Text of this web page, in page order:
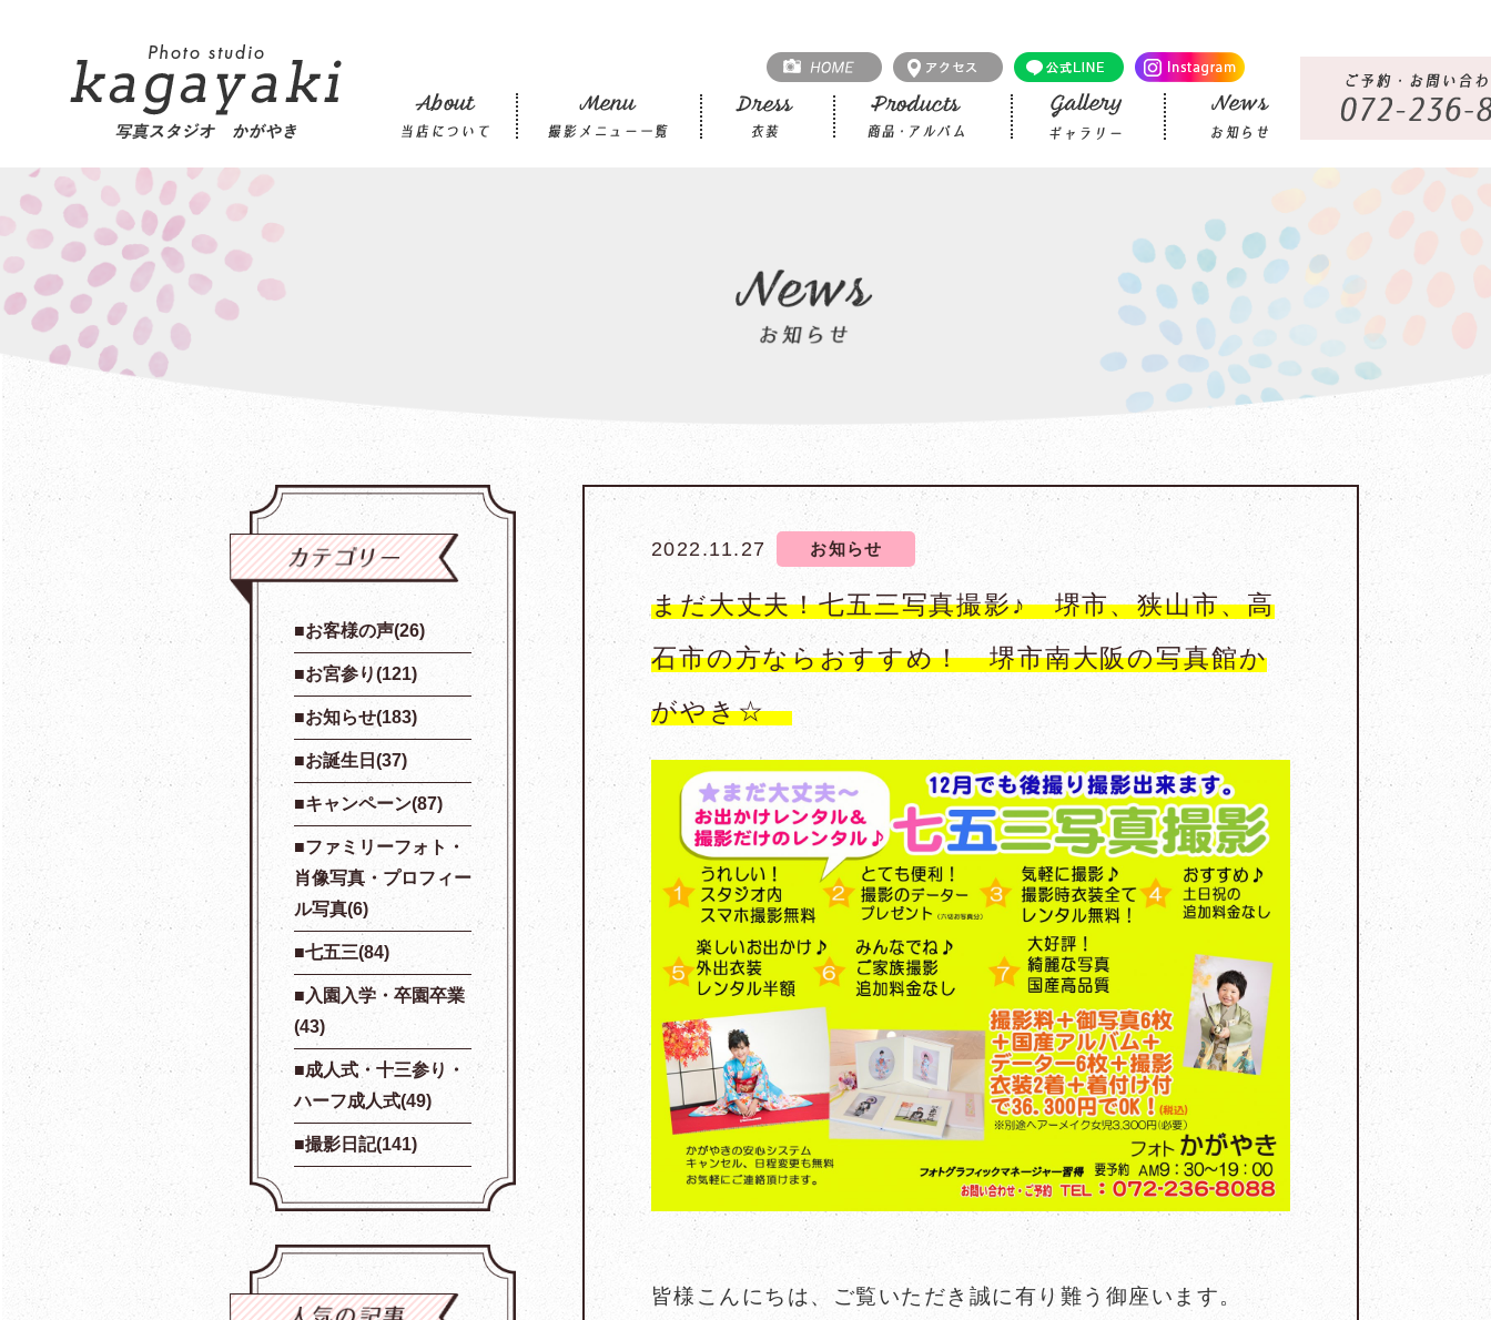
お客様の声(26)
お宮参り(121)
お知らせ(183)
お誕生日(37)
キャンペーン(87)
ファミリーフォト・
肖像写真・プロフィー
ル写真(6)
七五三(84)
入園入学・卒園卒業
(43)
成人式・十三参り・
ハーフ成人式(49)
撮影日記(141)
2022.11.27 お知らせ
まだ大丈夫！七五三写真撮影♪ 堺市、狭山市、高
石市の方ならおすすめ！ 堺市南大阪の写真館か
がやき☆
皆様こんにちは、ご覧いただき誠に有り難う御座います。